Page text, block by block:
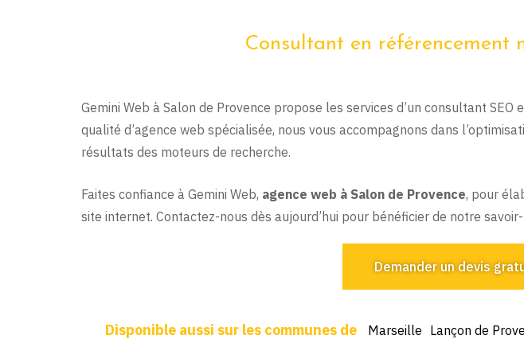
Consultant en référencement
Gemini Web à Salon de Provence propose les services d’un consultant
qualité d’agence web spécialisée, nous vous accompagnons dans
résultats des moteurs de recherche.
Faites confiance à Gemini Web, agence web à Salon de Provence, pour
site internet. Contactez-nous dès aujourd’hui pour bénéficier de notre savoir-
Demander un devis
Marseille Lançon de